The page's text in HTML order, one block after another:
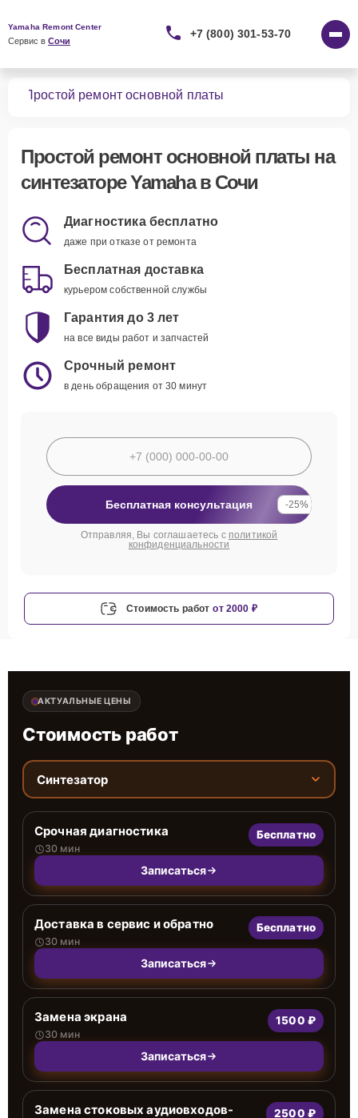
Yamaha Remont Center
Сервис в Сочи
+7 (800) 301-53-70
Простой ремонт основной платы
Простой ремонт основной платы на
синтезаторе Yamaha в Сочи
Диагностика бесплатно
даже при отказе от ремонта
Бесплатная доставка
курьером собственной службы
Гарантия до 3 лет
на все виды работ и запчастей
Срочный ремонт
в день обращения от 30 минут
Бесплатная консультация -25%
Отправляя, Вы соглашаетесь с политикой
конфиденциальности
Стоимость работ от 2000 ₽
АКТУАЛЬНЫЕ ЦЕНЫ
Стоимость работ
Синтезатор
Срочная диагностика
30 мин
Бесплатно
Записаться
Доставка в сервис и обратно
30 мин
Бесплатно
Записаться
Замена экрана
30 мин
1500 ₽
Записаться
Замена стоковых аудиовходов-
2500 ₽